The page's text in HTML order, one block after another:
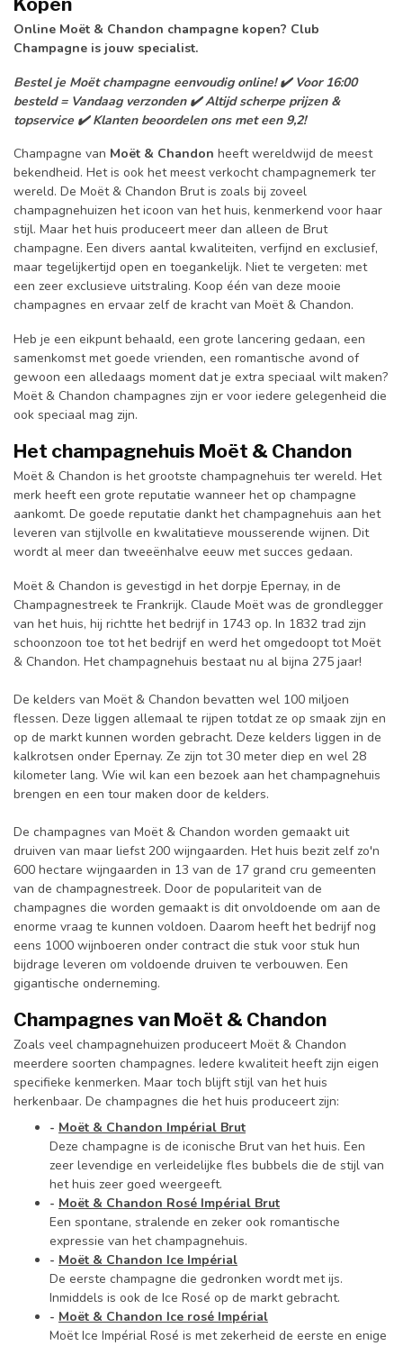
Online Moët & Chandon champagne kopen? Club
Champagne is jouw specialist.
Bestel je Moët champagne eenvoudig online! ✔️ Voor 16:00
besteld = Vandaag verzonden ✔️ Altijd scherpe prijzen &
topservice ✔️ Klanten beoordelen ons met een 9,2!
Champagne van Moët & Chandon heeft wereldwijd de meest
bekendheid. Het is ook het meest verkocht champagnemerk ter
wereld. De Moët & Chandon Brut is zoals bij zoveel
champagnehuizen het icoon van het huis, kenmerkend voor haar
stijl. Maar het huis produceert meer dan alleen de Brut
champagne. Een divers aantal kwaliteiten, verfijnd en exclusief,
maar tegelijkertijd open en toegankelijk. Niet te vergeten: met
een zeer exclusieve uitstraling. Koop één van deze mooie
champagnes en ervaar zelf de kracht van Moët & Chandon.
Heb je een eikpunt behaald, een grote lancering gedaan, een
samenkomst met goede vrienden, een romantische avond of
gewoon een alledaags moment dat je extra speciaal wilt maken?
Moët & Chandon champagnes zijn er voor iedere gelegenheid die
ook speciaal mag zijn.
Het champagnehuis Moët & Chandon
Moët & Chandon is het grootste champagnehuis ter wereld. Het
merk heeft een grote reputatie wanneer het op champagne
aankomt. De goede reputatie dankt het champagnehuis aan het
leveren van stijlvolle en kwalitatieve mousserende wijnen. Dit
wordt al meer dan tweeënhalve eeuw met succes gedaan.
Moët & Chandon is gevestigd in het dorpje Epernay, in de
Champagnestreek te Frankrijk. Claude Moët was de grondlegger
van het huis, hij richtte het bedrijf in 1743 op. In 1832 trad zijn
schoonzoon toe tot het bedrijf en werd het omgedoopt tot Moët
& Chandon. Het champagnehuis bestaat nu al bijna 275 jaar!
De kelders van Moët & Chandon bevatten wel 100 miljoen
flessen. Deze liggen allemaal te rijpen totdat ze op smaak zijn en
op de markt kunnen worden gebracht. Deze kelders liggen in de
kalkrotsen onder Epernay. Ze zijn tot 30 meter diep en wel 28
kilometer lang. Wie wil kan een bezoek aan het champagnehuis
brengen en een tour maken door de kelders.
De champagnes van Moët & Chandon worden gemaakt uit
druiven van maar liefst 200 wijngaarden. Het huis bezit zelf zo'n
600 hectare wijngaarden in 13 van de 17 grand cru gemeenten
van de champagnestreek. Door de populariteit van de
champagnes die worden gemaakt is dit onvoldoende om aan de
enorme vraag te kunnen voldoen. Daarom heeft het bedrijf nog
eens 1000 wijnboeren onder contract die stuk voor stuk hun
bijdrage leveren om voldoende druiven te verbouwen. Een
gigantische onderneming.
Champagnes van Moët & Chandon
Zoals veel champagnehuizen produceert Moët & Chandon
meerdere soorten champagnes. Iedere kwaliteit heeft zijn eigen
specifieke kenmerken. Maar toch blijft stijl van het huis
herkenbaar. De champagnes die het huis produceert zijn:
- Moët & Chandon Impérial Brut
Deze champagne is de iconische Brut van het huis. Een
zeer levendige en verleidelijke fles bubbels die de stijl van
het huis zeer goed weergeeft.
- Moët & Chandon Rosé Impérial Brut
Een spontane, stralende en zeker ook romantische
expressie van het champagnehuis.
- Moët & Chandon Ice Impérial
De eerste champagne die gedronken wordt met ijs.
Inmiddels is ook de Ice Rosé op de markt gebracht.
- Moët & Chandon Ice rosé Impérial
Moët Ice Impérial Rosé is met zekerheid de eerste en enige